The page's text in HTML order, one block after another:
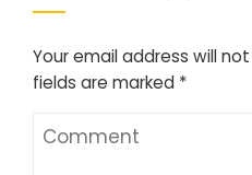
Your email address will
fields are marked *